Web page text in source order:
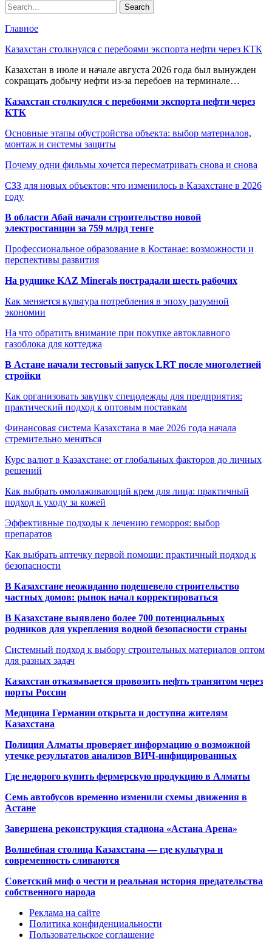
Главное
Казахстан столкнулся с перебоями экспорта нефти через КТК
Казахстан в июле и начале августа 2026 года был вынужден
сокращать добычу нефти из-за перебоев на терминале…
Казахстан столкнулся с перебоями экспорта нефти через
КТК
Основные этапы обустройства объекта: выбор материалов,
монтаж и системы защиты
Почему одни фильмы хочется пересматривать снова и снова
СЗЗ для новых объектов: что изменилось в Казахстане в 2026
году
В области Абай начали строительство новой
электростанции за 759 млрд тенге
Профессиональное образование в Костанае: возможности и
перспективы развития
На руднике KAZ Minerals пострадали шесть рабочих
Как меняется культура потребления в эпоху разумной
экономии
На что обратить внимание при покупке автоклавного
газоблока для коттеджа
В Астане начали тестовый запуск LRT после многолетней
стройки
Как организовать закупку спецодежды для предприятия:
практический подход к оптовым поставкам
Финансовая система Казахстана в мае 2026 года начала
стремительно меняться
Курс валют в Казахстане: от глобальных факторов до личных
решений
Как выбрать омолаживающий крем для лица: практичный
подход к уходу за кожей
Эффективные подходы к лечению геморроя: выбор
препаратов
Как выбрать аптечку первой помощи: практичный подход к
безопасности
В Казахстане неожиданно подешевело строительство
частных домов: рынок начал корректироваться
В Казахстане выявлено более 700 потенциальных
родников для укрепления водной безопасности страны
Системный подход к выбору строительных материалов оптом
для разных задач
Казахстан отказывается провозить нефть транзитом через
порты России
Медицина Германии открыта и доступна жителям
Казахстана
Полиция Алматы проверяет информацию о возможной
утечке результатов анализов ВИЧ-инфицированных
Где недорого купить фермерскую продукцию в Алматы
Семь автобусов временно изменили схемы движения в
Астане
Завершена реконструкция стадиона «Астана Арена»
Волшебная столица Казахстана — где культура и
современность сливаются
Советский миф о чести и реальная история предательства
собственного народа
Реклама на сайте
Политика конфиденциальности
Пользовательское соглашение